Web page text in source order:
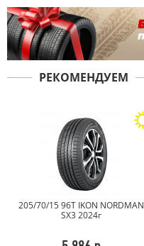
РЕКОМЕНДУЕМ
205/70/15 96T IKON NORDMAN
SX3 2024г